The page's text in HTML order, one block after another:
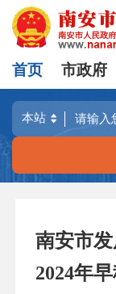
首页 市政府
南安市
2024年